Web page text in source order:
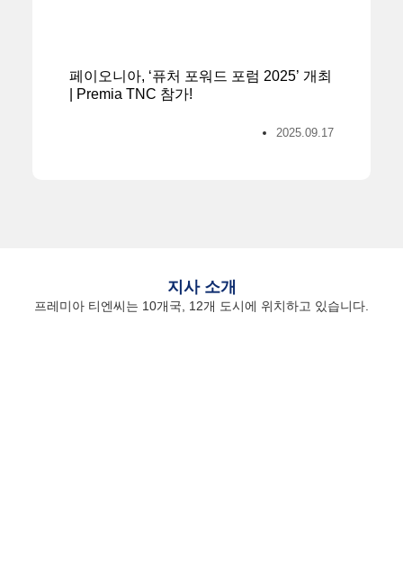
페이오니아, ‘퓨처 포워드 포럼 2025’ 개최
| Premia TNC 참가!
2025.09.17
지사 소개
프레미아 티엔씨는 10개국, 12개 도시에 위치하고 있습니다.